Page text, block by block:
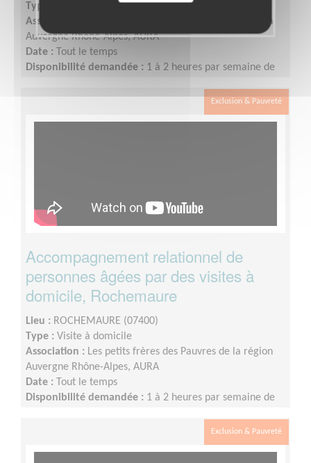
Type :
Visite à domicile
Association :
Les petits frères des Pauvres de la région
Auvergne Rhône-Alpes, AURA
Date : Tout le temps
Disponibilité demandée : 1 à 2 heures par semaine de
week-end.
Exclusion & Pauvreté
Accompagnement relationnel de
personnes âgées par des visites à
domicile, Rochemaure
Lieu : ROCHEMAURE (07400)
Type : Visite à domicile
Association : Les petits frères des Pauvres de la région
Auvergne Rhône-Alpes, AURA
Date : Tout le temps
Disponibilité demandée : 1 à 2 heures par semaine de
Exclusion & Pauvreté